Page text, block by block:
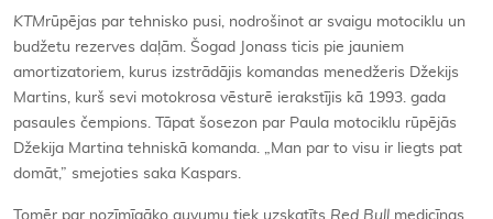
KTMrūpējas par tehnisko pusi, nodrošinot ar svaigu motociklu un
budžetu rezerves daļām. Šogad Jonass ticis pie jauniem
amortizatoriem, kurus izstrādājis komandas menedžeris Džekijs
Martins, kurš sevi motokrosa vēsturē ierakstījis kā 1993. gada
pasaules čempions. Tāpat šosezon par Paula motociklu rūpējās
Džekija Martina tehniskā komanda. „Man par to visu ir liegts pat
domāt,” smejoties saka Kaspars.
Tomēr par nozīmīgāko guvumu tiek uzskatīts Red Bull medicīnas